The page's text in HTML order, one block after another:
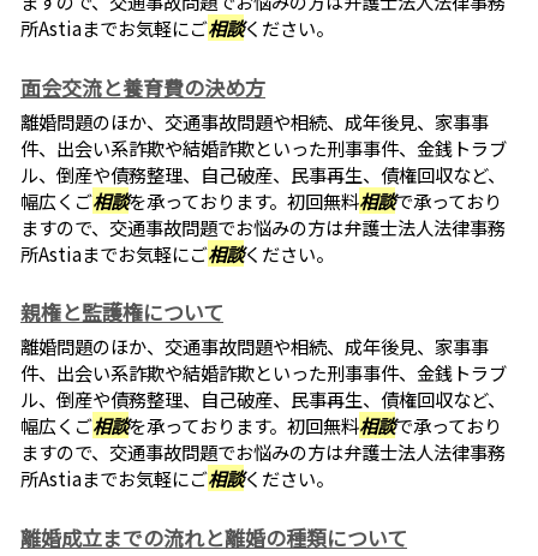
所Astiaまでお気軽にご相談ください。
面会交流と養育費の決め方
離婚問題のほか、交通事故問題や相続、成年後見、家事事
件、出会い系詐欺や結婚詐欺といった刑事事件、金銭トラブ
ル、倒産や債務整理、自己破産、民事再生、債権回収など、
幅広くご相談を承っております。初回無料相談で承っており
ますので、交通事故問題でお悩みの方は弁護士法人法律事務
所Astiaまでお気軽にご相談ください。
親権と監護権について
離婚問題のほか、交通事故問題や相続、成年後見、家事事
件、出会い系詐欺や結婚詐欺といった刑事事件、金銭トラブ
ル、倒産や債務整理、自己破産、民事再生、債権回収など、
幅広くご相談を承っております。初回無料相談で承っており
ますので、交通事故問題でお悩みの方は弁護士法人法律事務
所Astiaまでお気軽にご相談ください。
離婚成立までの流れと離婚の種類について